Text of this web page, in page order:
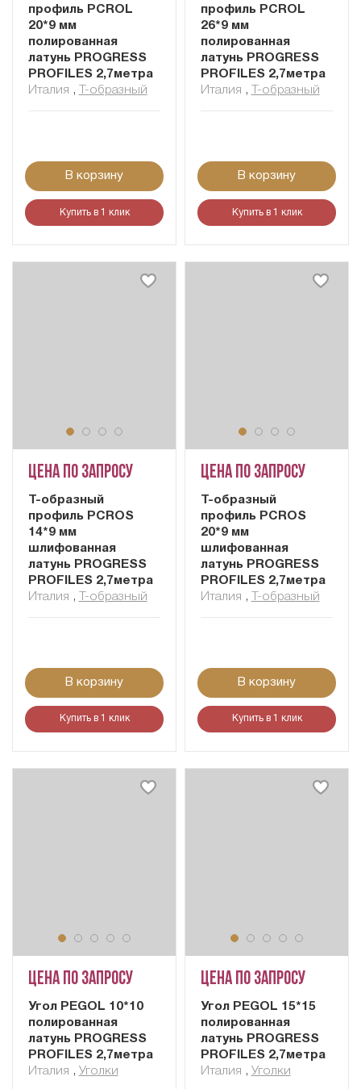
профиль PCROL
20*9 мм
полированная
латунь PROGRESS
PROFILES 2,7метра
Италия , Т-образный
В корзину
Купить в 1 клик
профиль PCROL
26*9 мм
полированная
латунь PROGRESS
PROFILES 2,7метра
Италия , Т-образный
В корзину
Купить в 1 клик
Цена по запросу
Т-образный
профиль PCROS
14*9 мм
шлифованная
латунь PROGRESS
PROFILES 2,7метра
Италия , Т-образный
В корзину
Купить в 1 клик
Цена по запросу
Т-образный
профиль PCROS
20*9 мм
шлифованная
латунь PROGRESS
PROFILES 2,7метра
Италия , Т-образный
В корзину
Купить в 1 клик
Цена по запросу
Угол PEGOL 10*10
полированная
латунь PROGRESS
PROFILES 2,7метра
Италия , Уголки
Цена по запросу
Угол PEGOL 15*15
полированная
латунь PROGRESS
PROFILES 2,7метра
Италия , Уголки